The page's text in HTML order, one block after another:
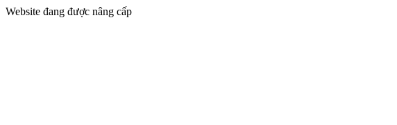
Website đang được nâng cấp